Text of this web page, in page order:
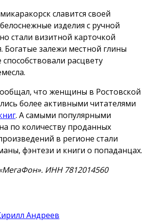
славится своей
изделия с ручной
стали визитной карточкой
Богатые залежи местной глины
расцвету
что женщины в Ростовской
более активными читателями
. А самыми популярными
по количеству проданных
в регионе стали
фэнтези и книги о попаданцах.
ИНН 7812014560
Андреев